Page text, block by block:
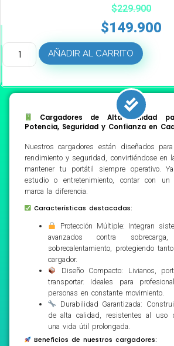
$229.900
$149.900
AÑADIR AL CARRITO
Cargadores de Alta Calidad
Potencia, Seguridad y Confianza en
Nuestros cargadores están diseñados
rendimiento y seguridad, convirtiéndose en
mantener tu portátil siempre operativo.
estudio o entretenimiento, contar con un
marca la diferencia.
Características destacadas:
Protección Múltiple: Integran
avanzados contra
sobrecalentamiento, protegiendo
cargador.
Diseño Compacto: Livianos,
transportar. Ideales para
personas en constante movimiento.
Durabilidad Garantizada:
de alta calidad, resistentes al uso
una vida útil prolongada.
Beneficios de nuestros cargadores: